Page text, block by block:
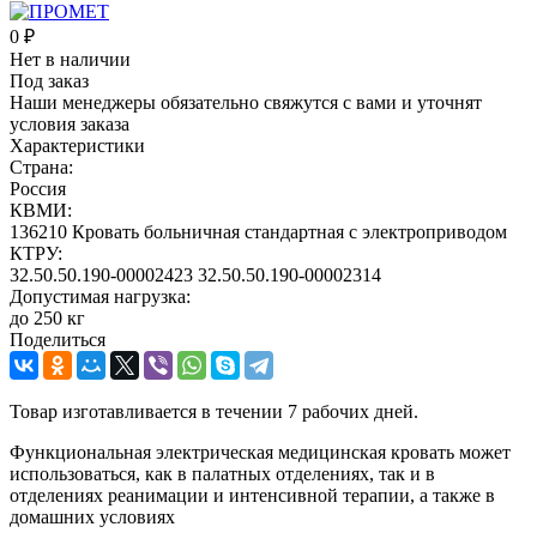
0 ₽
Нет в наличии
Под заказ
Наши менеджеры обязательно свяжутся с вами и уточнят
условия заказа
Характеристики
Страна:
Россия
КВМИ:
136210 Кровать больничная стандартная с электроприводом
КТРУ:
32.50.50.190-00002423 32.50.50.190-00002314
Допустимая нагрузка:
до 250 кг
Поделиться
Товар изготавливается в течении 7 рабочих дней.
Функциональная электрическая медицинская кровать может
использоваться, как в палатных отделениях, так и в
отделениях реанимации и интенсивной терапии, а также в
домашних условиях